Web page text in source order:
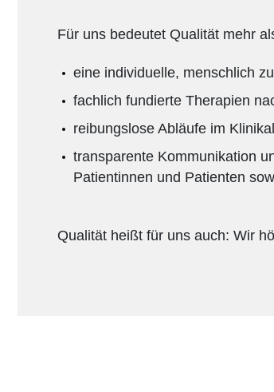
Für uns bedeutet Qualität mehr
eine individuelle, menschlich
fachlich fundierte Therapien
reibungslose Abläufe im
transparente Kommunikation
Patientinnen und Patienten
Qualität heißt für uns auch: Wir